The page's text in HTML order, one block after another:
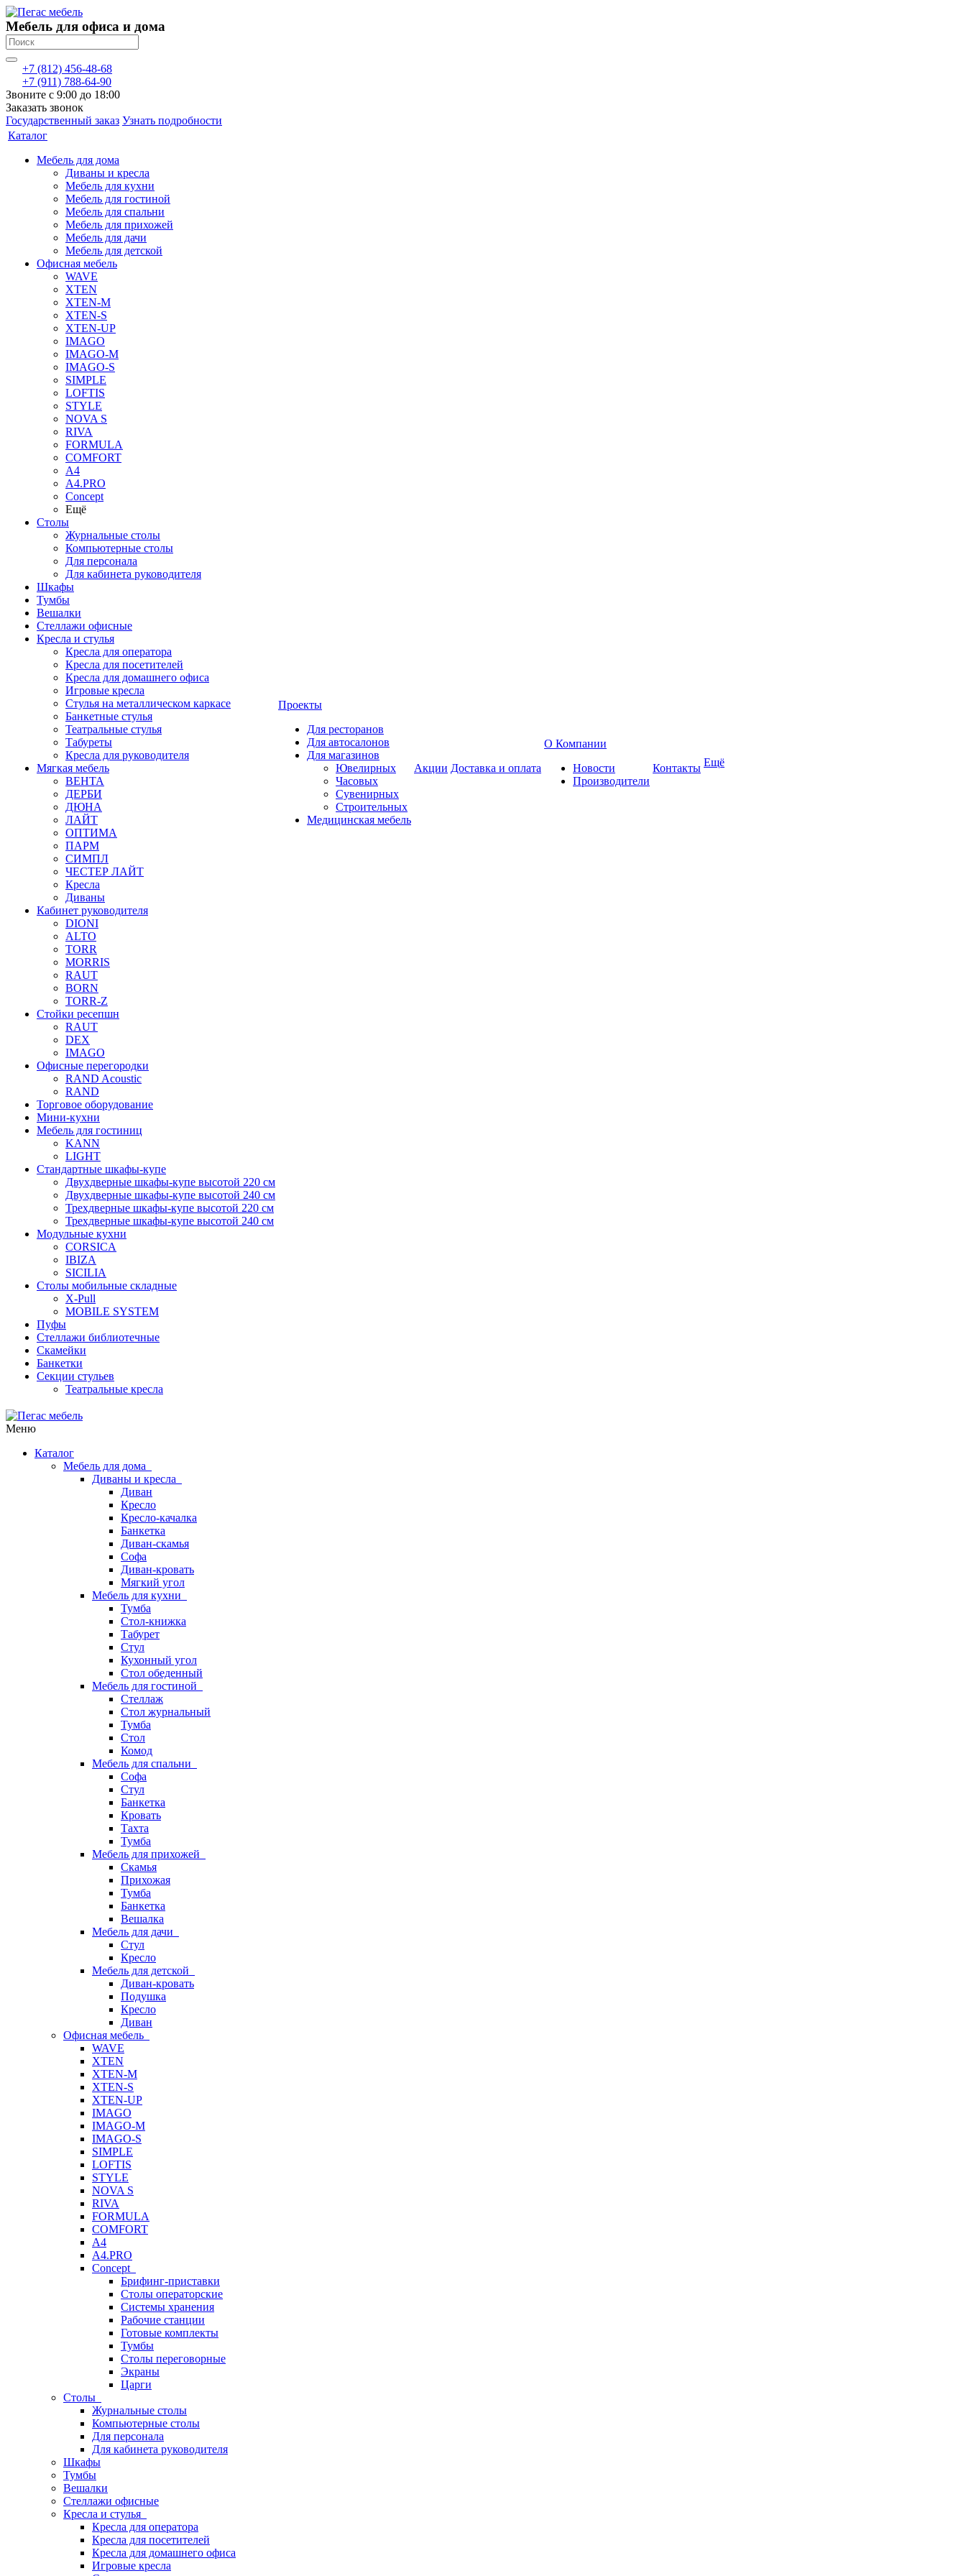
Мебель для офиса и дома
+7 (812) 456-48-68
+7 (911) 788-64-90
Звоните с 9:00 до 18:00
Заказать звонок
Государственный заказ Узнать подробности
Каталог
Мебель для дома
Диваны и кресла
Мебель для кухни
Мебель для гостиной
Мебель для спальни
Мебель для прихожей
Мебель для дачи
Мебель для детской
Офисная мебель
WAVE
XTEN
XTEN-M
XTEN-S
XTEN-UP
IMAGO
IMAGO-M
IMAGO-S
SIMPLE
LOFTIS
STYLE
NOVA S
RIVA
FORMULA
COMFORT
A4
A4.PRO
Concept
Ещё
Столы
Журнальные столы
Компьютерные столы
Для персонала
Для кабинета руководителя
Шкафы
Тумбы
Вешалки
Стеллажи офисные
Кресла и стулья
Кресла для оператора
Кресла для посетителей
Кресла для домашнего офиса
Игровые кресла
Стулья на металлическом каркасе
Банкетные стулья
Театральные стулья
Табуреты
Кресла для руководителя
Мягкая мебель
ВЕНТА
ДЕРБИ
ДЮНА
ЛАЙТ
ОПТИМА
ПАРМ
СИМПЛ
ЧЕСТЕР ЛАЙТ
Кресла
Диваны
Кабинет руководителя
DIONI
ALTO
TORR
MORRIS
RAUT
BORN
TORR-Z
Стойки ресепшн
RAUT
DEX
IMAGO
Офисные перегородки
RAND Acoustic
RAND
Торговое оборудование
Мини-кухни
Мебель для гостиниц
KANN
LIGHT
Стандартные шкафы-купе
Двухдверные шкафы-купе высотой 220 см
Двухдверные шкафы-купе высотой 240 см
Трехдверные шкафы-купе высотой 220 см
Трехдверные шкафы-купе высотой 240 см
Модульные кухни
CORSICA
IBIZA
SICILIA
Столы мобильные складные
X-Pull
MOBILE SYSTEM
Пуфы
Стеллажи библиотечные
Скамейки
Банкетки
Секции стульев
Театральные кресла
Проекты
Для ресторанов
Для автосалонов
Для магазинов
Ювелирных
Часовых
Сувенирных
Строительных
Медицинская мебель
Акции Доставка и оплата
О Компании
Новости
Производители
Контакты Ещё
Меню
Каталог
Мебель для дома
Диваны и кресла
Диван
Кресло
Кресло-качалка
Банкетка
Диван-скамья
Софа
Диван-кровать
Мягкий угол
Мебель для кухни
Тумба
Стол-книжка
Табурет
Стул
Кухонный угол
Стол обеденный
Мебель для гостиной
Стеллаж
Стол журнальный
Тумба
Стол
Комод
Мебель для спальни
Софа
Стул
Банкетка
Кровать
Тахта
Тумба
Мебель для прихожей
Скамья
Прихожая
Тумба
Банкетка
Вешалка
Мебель для дачи
Стул
Кресло
Мебель для детской
Диван-кровать
Подушка
Кресло
Диван
Офисная мебель
WAVE
XTEN
XTEN-M
XTEN-S
XTEN-UP
IMAGO
IMAGO-M
IMAGO-S
SIMPLE
LOFTIS
STYLE
NOVA S
RIVA
FORMULA
COMFORT
A4
A4.PRO
Concept
Брифинг-приставки
Столы операторские
Системы хранения
Рабочие станции
Готовые комплекты
Тумбы
Столы переговорные
Экраны
Царги
Столы
Журнальные столы
Компьютерные столы
Для персонала
Для кабинета руководителя
Шкафы
Тумбы
Вешалки
Стеллажи офисные
Кресла и стулья
Кресла для оператора
Кресла для посетителей
Кресла для домашнего офиса
Игровые кресла